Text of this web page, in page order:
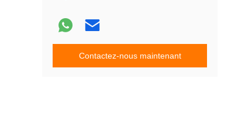
Contactez-nous maintenant